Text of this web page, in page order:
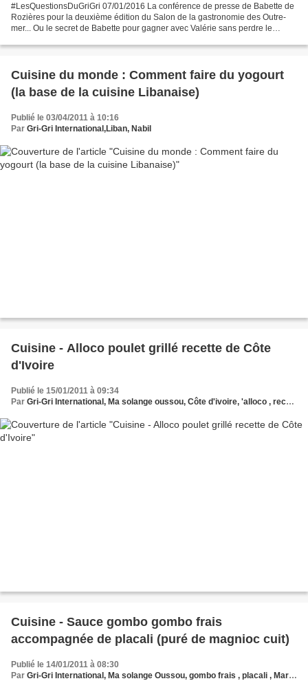
‪#‎LesQuestionsDuGriGri‬ 07/01/2016 La conférence de presse de Babette de
Rozières pour la deuxième édition du Salon de la gastronomie des Outre-
mer... Ou le secret de Babette pour gagner avec Valérie sans perdre le
Cuisine du monde : Comment faire du yogourt
(la base de la cuisine Libanaise)
Publié le 03/04/2011 à 10:16
Par Gri-Gri International,Liban, Nabil
Cuisine - Alloco poulet grillé recette de Côte
d'Ivoire
Publié le 15/01/2011 à 09:34
Par Gri-Gri International, Ma solange oussou, Côte d'ivoire, 'alloco , recette Olivia
Cuisine - Sauce gombo gombo frais
accompagnée de placali (puré de magnioc cuit)
Publié le 14/01/2011 à 08:30
Par Gri-Gri International, Ma solange Oussou, gombo frais , placali , Martine Liade Ikossie